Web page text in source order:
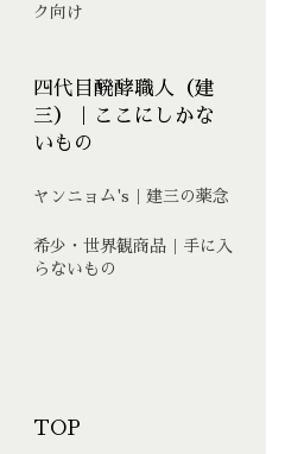
TOP
ク向け
四代目醗酵職人（建
三）｜ここにしかな
いもの
ヤンニョム's｜建三の薬念
希少・世界観商品｜手に入
らないもの